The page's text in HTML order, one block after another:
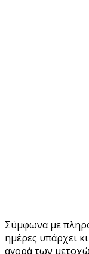
Σύμφωνα με
ημέρες υπάρχει
αγορά των